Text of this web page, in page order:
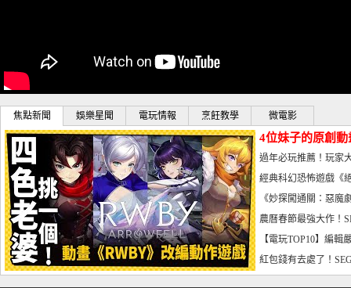
焦點新聞 娛樂星聞 電玩情報 烹飪教學 微電影
4位妹子的原創
曝光_電玩宅速配
過年必玩推薦！玩家
宅速配20230126
經典科幻恐怖遊戲《
懼體驗-電玩宅速配
《妙探闖通關：惡
到!!-電玩宅速配
農曆春節最強大作！
電玩宅速配20230123
【電玩TOP10】編
了，封面圖直接雷你
紅包錢有去處了！
宅速配20230119